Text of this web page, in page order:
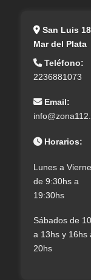
San Luis
Mar del Plata
Teléfono:
2236881073
Email:
Horarios:
Lunes a
de 9:30hs a
19:30hs
Sábados de
a 13hs y 16hs
20hs